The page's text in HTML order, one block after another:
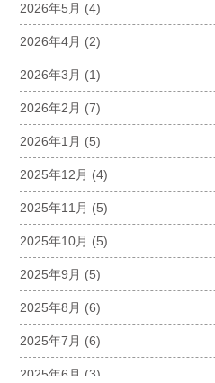
2026年5月 (4)
2026年4月 (2)
2026年3月 (1)
2026年2月 (7)
2026年1月 (5)
2025年12月 (4)
2025年11月 (5)
2025年10月 (5)
2025年9月 (5)
2025年8月 (6)
2025年7月 (6)
2025年6月 (3)